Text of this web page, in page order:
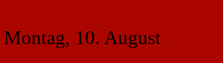
Montag, 10. August